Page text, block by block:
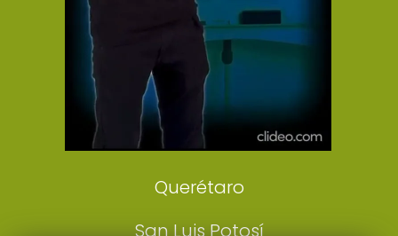
DeDinero
Confabulario
Aviso Oportuno
Consultas
Querétaro
San Luis Potosí